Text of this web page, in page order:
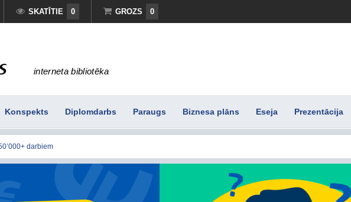
SKATĪTIE 0 GROZS 0
interneta bibliotēka
Konspekts Diplomdarbs Paraugs Biznesa plāns Eseja Prezentācija